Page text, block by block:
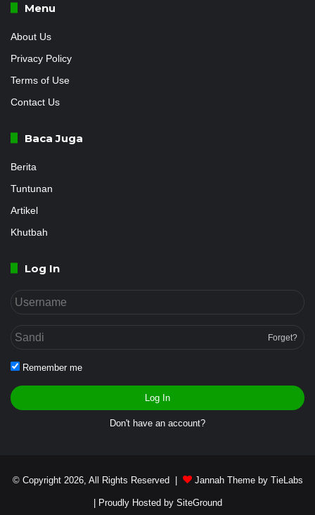
Menu
About Us
Privacy Policy
Terms of Use
Contact Us
Baca Juga
Berita
Tuntunan
Artikel
Khutbah
Log In
Forget?
Remember me
Log In
Don't have an account?
© Copyright 2026, All Rights Reserved | Jannah Theme by TieLabs
| Proudly Hosted by SiteGround